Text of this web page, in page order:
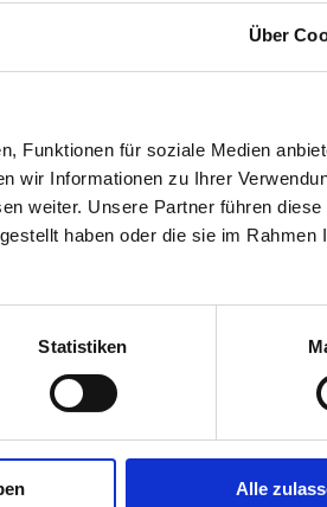
Über
Funktionen für soziale Medien
wir Informationen zu Ihrer
weiter. Unsere Partner führen diese
haben oder die sie im Rahmen
Statistiken
Alle
investiert werden, andererseits
zu möglichen Aufträgen führen
2022 € 790.091.000,-. Die
Städte und Gemeinden und
investieren.